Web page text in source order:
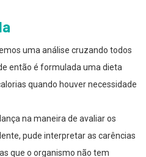
uma análise cruzando todos
então é formulada uma dieta
quando houver necessidade
na maneira de avaliar os
pude interpretar as carências
que o organismo não tem